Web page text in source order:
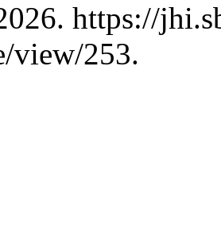
https://
view/253.